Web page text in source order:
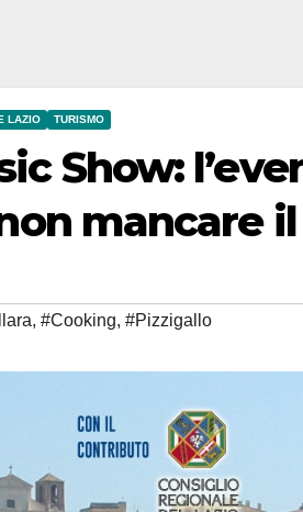
LAZIO TURISMO
Show:
mancare
, #Cooking, #Pizzigallo